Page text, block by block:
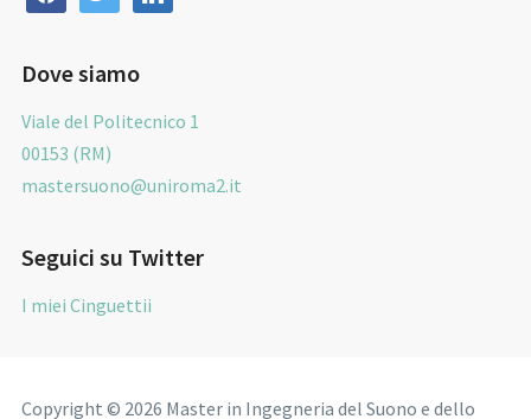
Dove siamo
Viale del Politecnico 1
00153 (RM)
mastersuono@uniroma2.it
Seguici su Twitter
I miei Cinguettii
Copyright © 2026 Master in Ingegneria del Suono e dello